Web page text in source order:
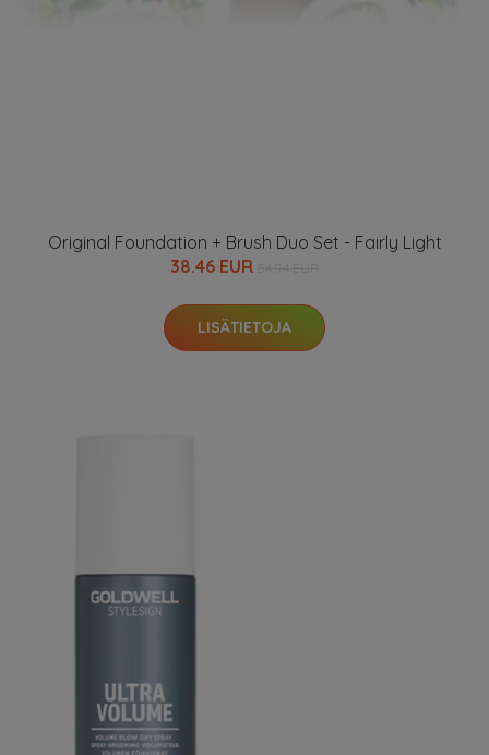
Original Foundation + Brush Duo Set - Fairly Light
38.46 EUR
LISÄTIETOJA